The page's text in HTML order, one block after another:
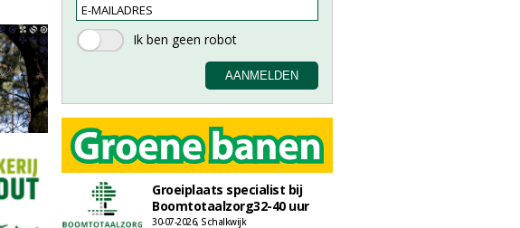
Groeiplaats specialist bij
Boomtotaalzorg32-40 uur
30-07-2026, Schalkwijk